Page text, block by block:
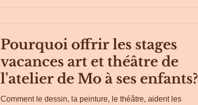
Pourquoi offrir les stages
vacances art et théâtre de
l'atelier de Mo à ses enfants?
Comment le dessin, la peinture, le théâtre, aident les